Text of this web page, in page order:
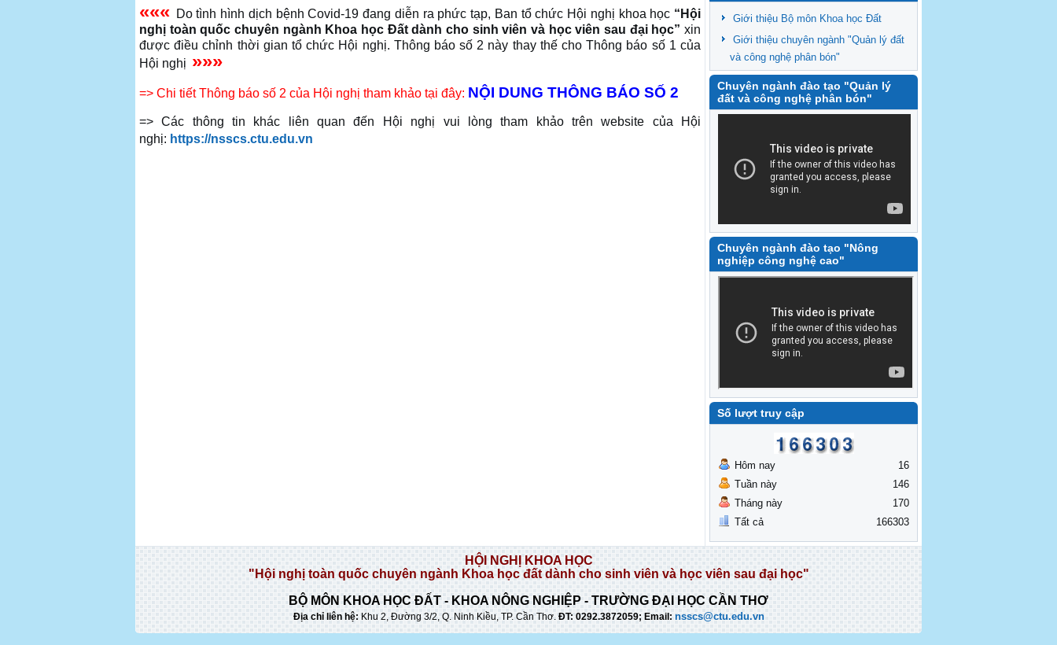
««« Do tình hình dịch bệnh Covid-19 đang diễn ra phức tạp, Ban tổ chức Hội nghị khoa học “ Hội
nghị toàn quốc chuyên ngành Khoa học Đất dành cho sinh viên và học viên sau đại học” xin
được điều chỉnh thời gian tổ chức Hội nghị. Thông báo số 2 này thay thế cho Thông báo số 1 của
Hội nghị »»»
=> Chi tiết Thông báo số 2 của Hội nghị tham khảo tại đây: NỘI DUNG THÔNG BÁO SỐ 2
=> Các thông tin khác liên quan đến Hội nghị vui lòng tham khảo trên website của Hội
nghị: https://nsscs.ctu.edu.vn
Giới thiệu Bộ môn Khoa học Đất
Giới thiệu chuyên ngành "Quản lý đất
và công nghệ phân bón"
Chuyên ngành đào tạo "Quản lý
đất và công nghệ phân bón"
Chuyên ngành đào tạo "Nông
nghiệp công nghệ cao"
Số lượt truy cập
Hôm nay
Tuần này
Tháng này
Tất cả
16
146
170
166303
HỘI NGHỊ KHOA HỌC
"Hội nghị toàn quốc chuyên ngành Khoa học đất dành cho sinh viên và học viên sau đại học"
BỘ MÔN KHOA HỌC ĐẤT - KHOA NÔNG NGHIỆP - TRƯỜNG ĐẠI HỌC CẦN THƠ
Địa chỉ liên hệ: Khu 2, Đường 3/2, Q. Ninh Kiều, TP. Cần Thơ.ĐT: 0292.3872059; Email: nsscs@ctu.edu.vn